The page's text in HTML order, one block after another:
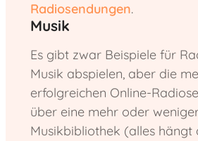
Radiosendungen.
Musik
Es gibt zwar Beispiele für
Musik abspielen, aber die
erfolgreichen Online-
über eine mehr oder
Musikbibliothek (alles hängt